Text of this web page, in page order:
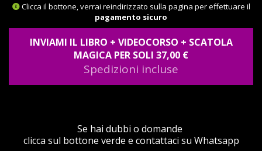
Clicca il bottone, verrai reindirizzato sulla pagina per effettuare il
pagamento sicuro
INVIAMI IL LIBRO + VIDEOCORSO + SCATOLA
MAGICA PER SOLI 37,00 €
Spedizioni incluse
Se hai dubbi o domande
clicca sul bottone verde e contattaci su Whatsapp